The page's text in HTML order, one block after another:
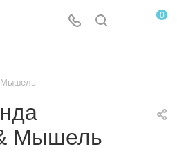
0
—
Мышель
Мышель